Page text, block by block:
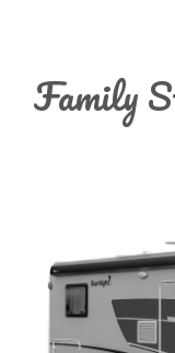
Family